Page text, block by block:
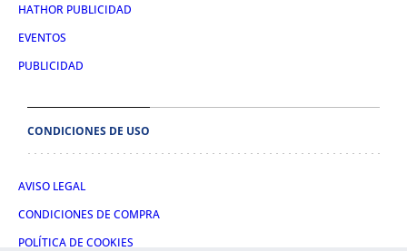
HATHOR PUBLICIDAD
EVENTOS
PUBLICIDAD
CONDICIONES DE USO
AVISO LEGAL
CONDICIONES DE COMPRA
POLÍTICA DE COOKIES